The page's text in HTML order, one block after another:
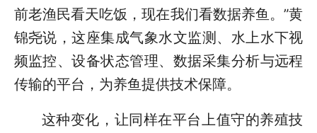
前老渔民看天吃饭，现在我们看数据养鱼。”黄
锦尧说，这座集成气象水文监测、水上水下视
频监控、设备状态管理、数据采集分析与远程
传输的平台，为养鱼提供技术保障。
这种变化，让同样在平台上值守的养殖技